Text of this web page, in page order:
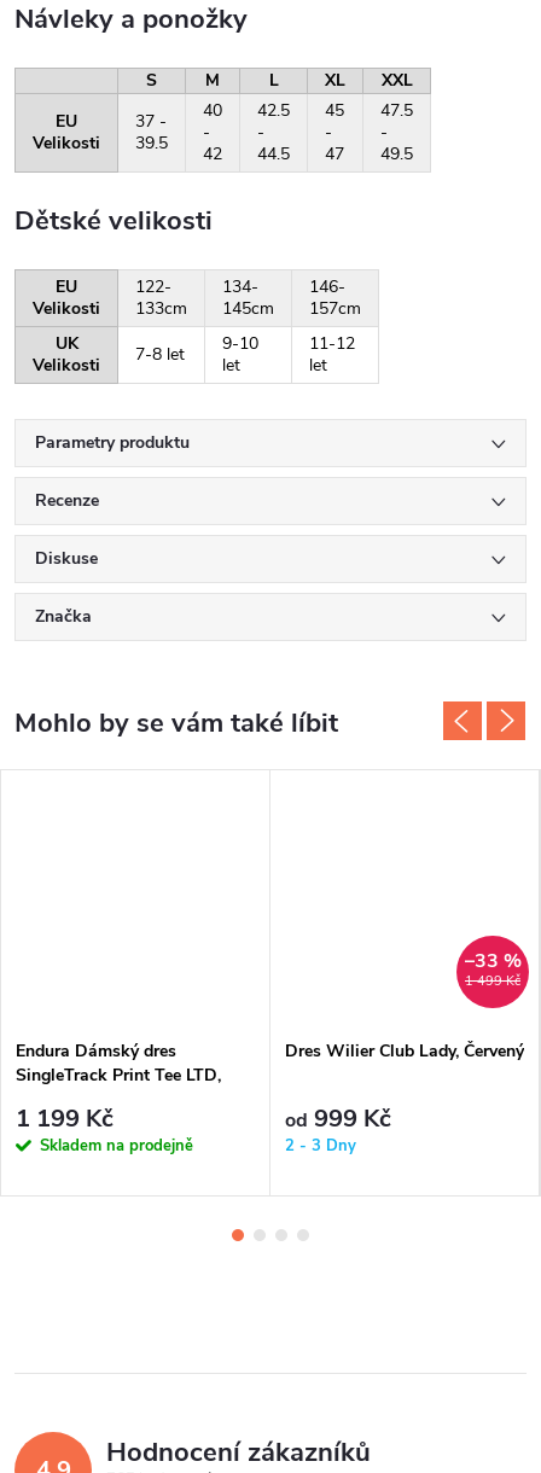
Návleky a ponožky
S M L XL
XXL
EU
Velikosti
37 -
39.5
40
-
42
42.5
-
44.5
45
-
47
47.5
-
49.5
Dětské velikosti
EU
Velikosti
122-
133cm
134-
145cm
146-
157cm
UK
Velikosti
7-8 let
9-10
let
11-12
let
Parametry produktu
Recenze
Diskuse
Značka
Endura Dámský dres
SingleTrack Print Tee LTD,
1 199 Kč
Skladem na prodejně
1 499 Kč
–33 %
Dres Wilier Club Lady, Červený
od 999 Kč
2 - 3 Dny
Hodnocení zákazníků